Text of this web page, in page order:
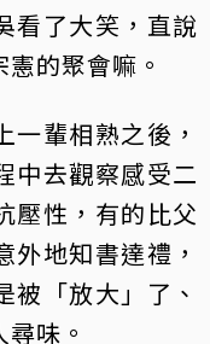
看了大笑，直說
的聚會嘛。
一輩相熟之後，
中去觀察感受二
壓性，有的比父
地知書達禮，
被「放大」了、
味。